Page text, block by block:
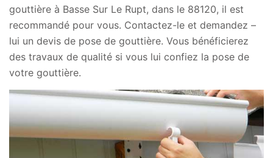
gouttière à Basse Sur Le Rupt, dans le 88120, il est
recommandé pour vous. Contactez-le et demandez –
lui un devis de pose de gouttière. Vous bénéficierez
des travaux de qualité si vous lui confiez la pose de
votre gouttière.